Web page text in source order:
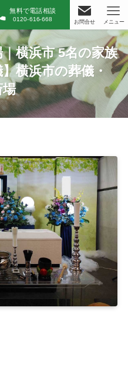
無料で電話相談
0120-616-668 お問合せ メニュー
横浜市 5名の家族
横浜市の葬儀・
場